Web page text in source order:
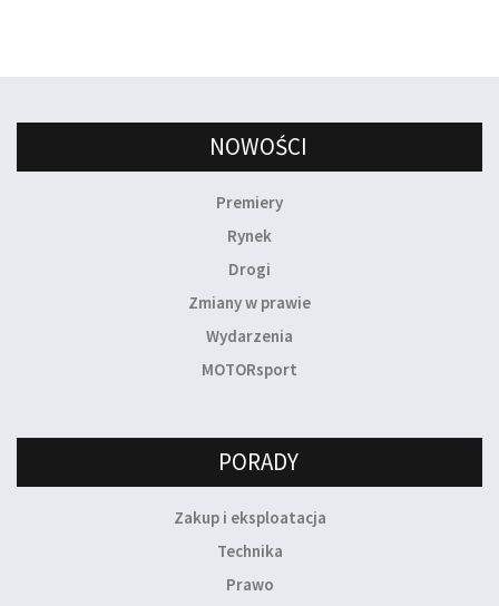
NOWOŚCI
Premiery
Rynek
Drogi
Zmiany w prawie
Wydarzenia
MOTORsport
PORADY
Zakup i eksploatacja
Technika
Prawo